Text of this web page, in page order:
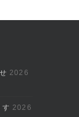
2026
2026